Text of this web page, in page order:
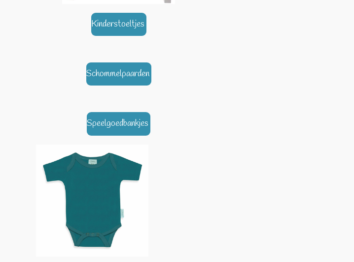
Kinderstoeltjes
Schommelpaarden
Speelgoedbankjes